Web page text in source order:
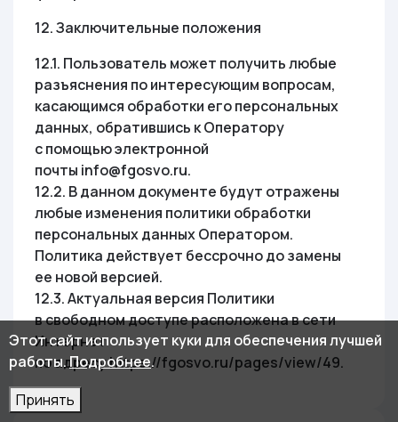
12. Заключительные положения
12.1. Пользователь может получить любые
разъяснения по интересующим вопросам,
касающимся обработки его персональных
данных, обратившись к Оператору
с помощью электронной
почты info@fgosvo.ru.
12.2. В данном документе будут отражены
любые изменения политики обработки
персональных данных Оператором.
Политика действует бессрочно до замены
ее новой версией.
12.3. Актуальная версия Политики
в свободном доступе расположена в сети
Интернет
по адресу https://fgosvo.ru/pages/view/49.
Этот сайт использует куки для обеспечения лучшей
работы.Подробнее.
Принять